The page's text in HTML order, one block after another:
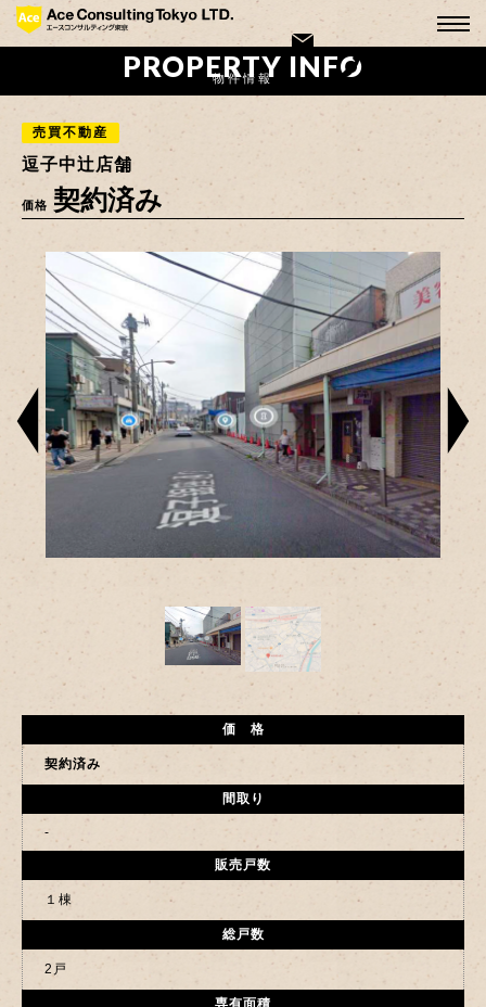
PROPERTY INFO
物件情報
売買不動産
逗子中辻店舗
価格 契約済み
価 格
契約済み
間取り
-
販売戸数
１棟
総戸数
2戸